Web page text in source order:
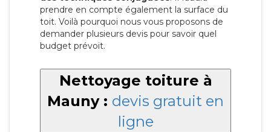
prendre en compte également la surface du
toit. Voilà pourquoi nous vous proposons de
demander plusieurs devis pour savoir quel
budget prévoit.
Nettoyage toiture à
Mauny : devis gratuit en
ligne